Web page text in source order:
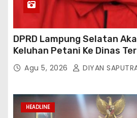
DPRD Lampung Selatan
Keluhan Petani Ke Dinas
Penyaluran Pupuk
Lestari
Agu 5, 2026 DIYAN
HEADLINE